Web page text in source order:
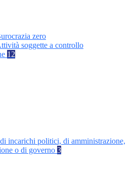
zero
soggette a controllo
12
incarichi politici, di amministrazione,
o di governo 3